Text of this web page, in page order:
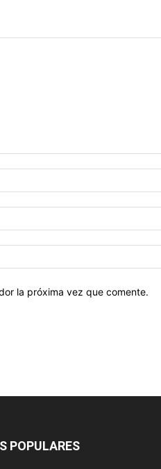
la próxima vez que comente.
POPULARES